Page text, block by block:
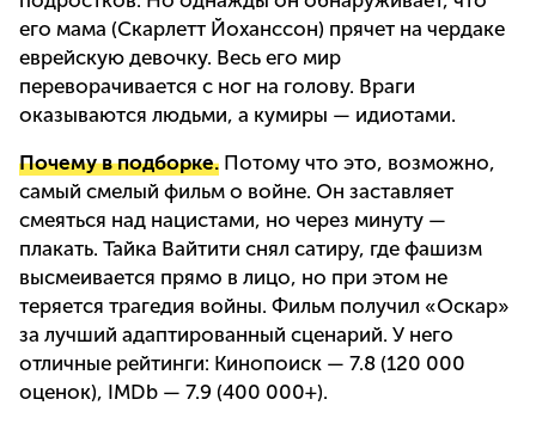
его мама (Скарлетт Йоханссон) прячет на чердаке
еврейскую девочку. Весь его мир
переворачивается с ног на голову. Враги
оказываются людьми, а кумиры — идиотами.
Почему в подборке. Потому что это, возможно,
самый смелый фильм о войне. Он заставляет
смеяться над нацистами, но через минуту —
плакать. Тайка Вайтити снял сатиру, где фашизм
высмеивается прямо в лицо, но при этом не
теряется трагедия войны. Фильм получил «Оскар»
за лучший адаптированный сценарий. У него
отличные рейтинги: Кинопоиск — 7.8 (120 000
оценок), IMDb — 7.9 (400 000+).